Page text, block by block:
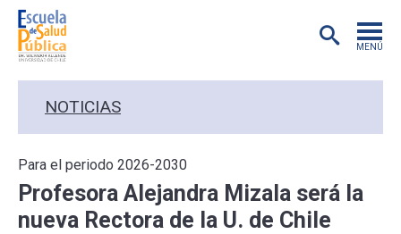
MENÚ
EXTENSIÓN
NOTICIAS
Para el periodo 2026-2030
Profesora Alejandra Mizala será la
nueva Rectora de la U. de Chile